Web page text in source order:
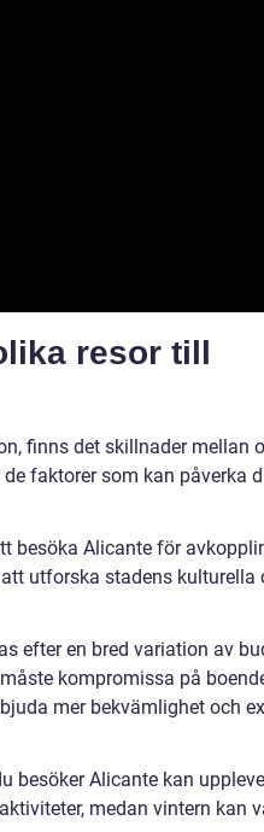
resor till
finns det skillnader mellan
faktorer som kan påverka
besöka Alicante för
utforska stadens kulturella
efter en bred variation av
kompromissa på
mer bekvämlighet och
besöker Alicante kan
medan vintern kan